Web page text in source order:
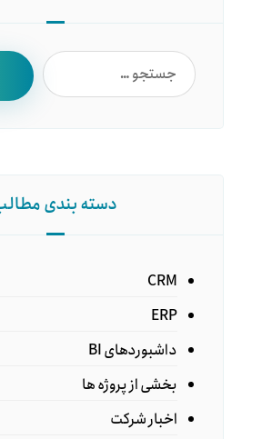
دسته بندی
CRM
ERP
داشبوردهای BI
بخشی از پروژه ها
اخبار شرکت